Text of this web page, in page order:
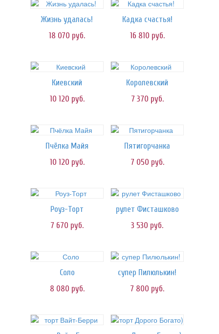
Жизнь удалась!
18 070 руб.
Кадка счастья!
16 810 руб.
Киевский
10 120 руб.
Королевский
7 370 руб.
Пчёлка Майя
10 120 руб.
Пятигорчанка
7 050 руб.
Роуз-Торт
7 670 руб.
рулет Фисташково
3 530 руб.
Соло
8 080 руб.
супер Пилюлькин!
7 800 руб.